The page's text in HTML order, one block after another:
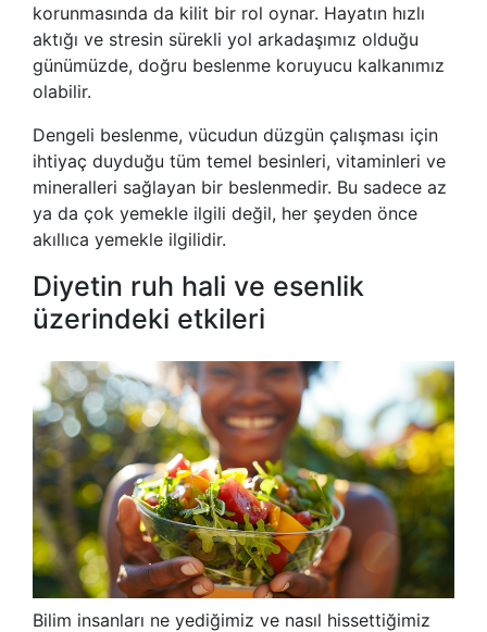
korunmasında da kilit bir rol oynar. Hayatın hızlı
aktığı ve stresin sürekli yol arkadaşımız olduğu
günümüzde, doğru beslenme koruyucu kalkanımız
olabilir.
Dengeli beslenme, vücudun düzgün çalışması için
ihtiyaç duyduğu tüm temel besinleri, vitaminleri ve
mineralleri sağlayan bir beslenmedir. Bu sadece az
ya da çok yemekle ilgili değil, her şeyden önce
akıllıca yemekle ilgilidir.
Diyetin ruh hali ve esenlik
üzerindeki etkileri
Bilim insanları ne yediğimiz ve nasıl hissettiğimiz